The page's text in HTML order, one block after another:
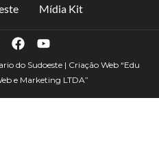
Mídia Kit
do Sudoeste | Criação Web “Edu
e Marketing LTDA”